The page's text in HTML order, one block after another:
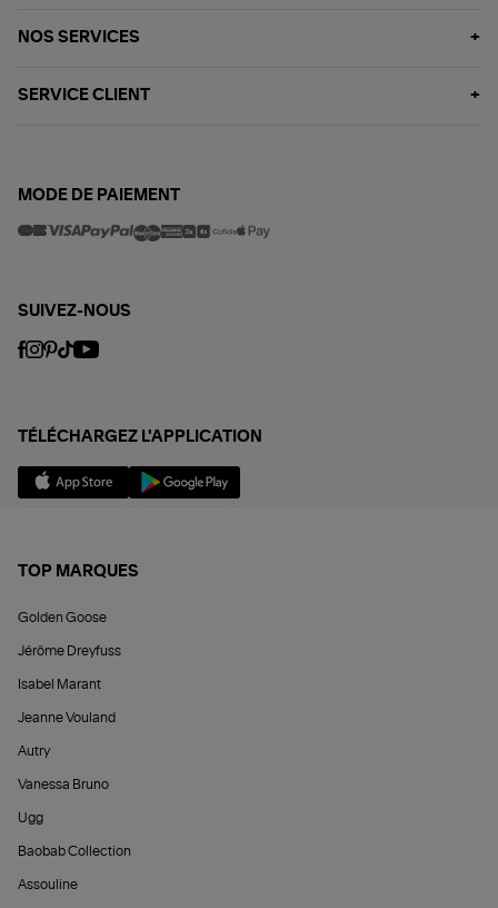
NOS SERVICES
SERVICE CLIENT
MODE DE PAIEMENT
SUIVEZ-NOUS
TÉLÉCHARGEZ L'APPLICATION
TOP MARQUES
Golden Goose
Jérôme Dreyfuss
Isabel Marant
Jeanne Vouland
Autry
Vanessa Bruno
Ugg
Baobab Collection
Assouline